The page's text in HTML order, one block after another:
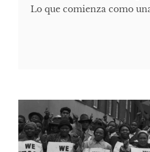
Lo que comienza como